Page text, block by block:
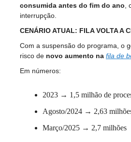
consumida antes do fim do ano
interrupção.
CENÁRIO ATUAL: FILA VOLTA A
Com a suspensão do programa, o
risco de novo aumento na fila de
Em números:
2023 → 1,5 milhão de
Agosto/2024 → 2,63
Março/2025 → 2,7 milhões